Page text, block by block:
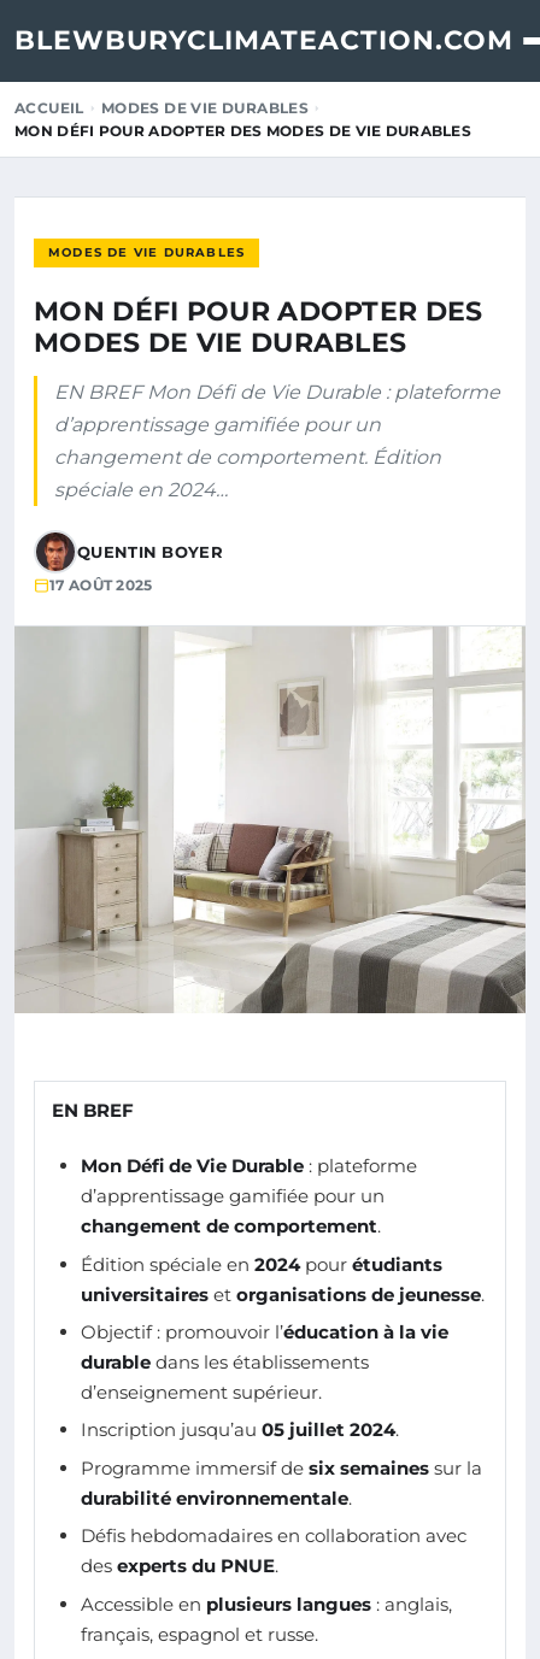
BLEWBURYCLIMATEACTION.COM
ACCUEIL
MODES DE VIE DURABLES
MON DÉFI POUR ADOPTER DES MODES DE VIE DURABLES
MODES DE VIE DURABLES
MON DÉFI POUR ADOPTER DES
MODES DE VIE DURABLES
EN BREF Mon Défi de Vie Durable : plateforme
d’apprentissage gamifiée pour un
changement de comportement. Édition
spéciale en 2024…
QUENTIN BOYER
17 AOÛT 2025
EN BREF
Mon Défi de Vie Durable : plateforme
d’apprentissage gamifiée pour un
changement de comportement.
Édition spéciale en 2024pour étudiants
universitaires et organisations de jeunesse.
Objectif : promouvoir l’éducation à la vie
durable dans les établissements
d’enseignement supérieur.
Inscription jusqu’au 05 juillet 2024.
Programme immersif de six semaines sur la
durabilité environnementale.
Défis hebdomadaires en collaboration avec
des experts du PNUE.
Accessible en plusieurs langues : anglais,
français, espagnol et russe.